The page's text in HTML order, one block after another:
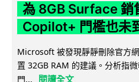
為 8GB Surface 銷
Copilot+ 門檻也未
Microsoft 被發現靜靜刪除官方
置 32GB RAM 的建議。分析指
門...
閱讀全文